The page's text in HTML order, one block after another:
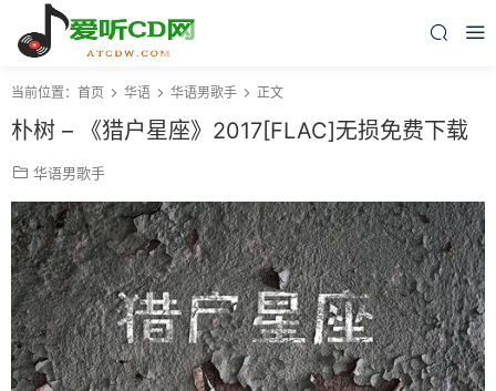
当前位置： 首页 华语 华语男歌手 正文
朴树 – 《猎户星座》2017[FLAC]无损免费下载
华语男歌手